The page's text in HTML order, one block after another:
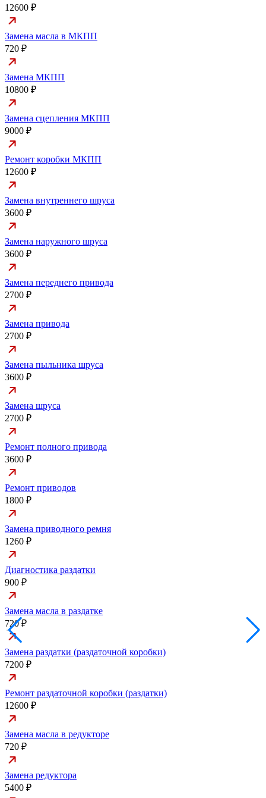
12600 ₽
Замена масла в МКПП
720 ₽
Замена МКПП
10800 ₽
Замена сцепления МКПП
9000 ₽
Ремонт коробки МКПП
12600 ₽
Замена внутреннего шруса
3600 ₽
Замена наружного шруса
3600 ₽
Замена переднего привода
2700 ₽
Замена привода
2700 ₽
Замена пыльника шруса
3600 ₽
Замена шруса
2700 ₽
Ремонт полного привода
3600 ₽
Ремонт приводов
1800 ₽
Замена приводного ремня
1260 ₽
Диагностика раздатки
900 ₽
Замена масла в раздатке
720 ₽
Замена раздатки (раздаточной коробки)
7200 ₽
Ремонт раздаточной коробки (раздатки)
12600 ₽
Замена масла в редукторе
720 ₽
Замена редуктора
5400 ₽